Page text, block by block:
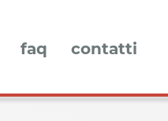
faq contatti